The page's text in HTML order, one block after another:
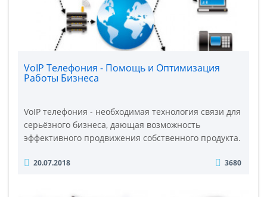
VoIP Телефония - Помощь и Оптимизация
Работы Бизнеса
VoIP телефония - необходимая технология связи для
серьёзного бизнеса, дающая возможность
эффективного продвижения собственного продукта.
телефония, а конкретнее именно VoIP телефония -
20.07.2018 3680